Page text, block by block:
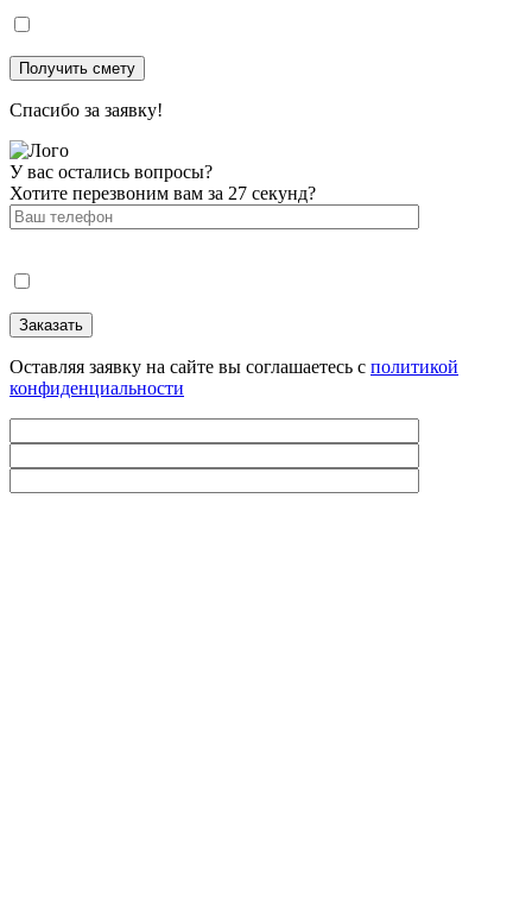
Спасибо за заявку!
У вас остались вопросы?
Хотите перезвоним вам за 27 секунд?
Оставляя заявку на сайте вы соглашаетесь с политикой
конфиденциальности